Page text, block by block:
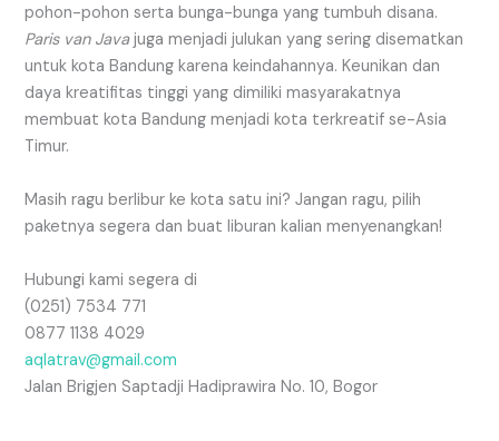
pohon-pohon serta bunga-bunga yang tumbuh disana.
Paris van Javajuga menjadi julukan yang sering disematkan
untuk kota Bandung karena keindahannya. Keunikan dan
daya kreatifitas tinggi yang dimiliki masyarakatnya
membuat kota Bandung menjadi kota terkreatif se-Asia
Timur.
Masih ragu berlibur ke kota satu ini? Jangan ragu, pilih
paketnya segera dan buat liburan kalian menyenangkan!
Hubungi kami segera di
(0251) 7534 771
0877 1138 4029
aqlatrav@gmail.com
Jalan Brigjen Saptadji Hadiprawira No. 10, Bogor